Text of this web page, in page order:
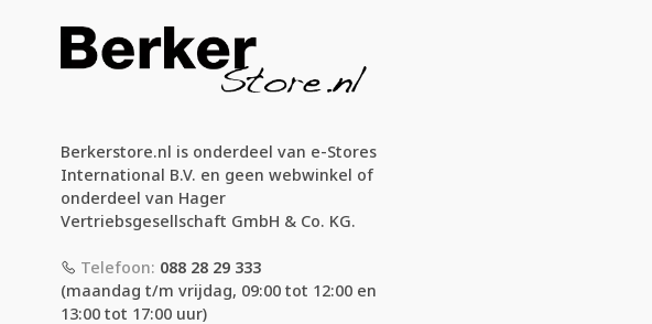
Berkerstore.nl is onderdeel van e-Stores
International B.V. en geen webwinkel of
onderdeel van Hager
Vertriebsgesellschaft GmbH & Co. KG.
Telefoon: 088 28 29 333
(maandag t/m vrijdag, 09:00 tot 12:00 en
13:00 tot 17:00 uur)